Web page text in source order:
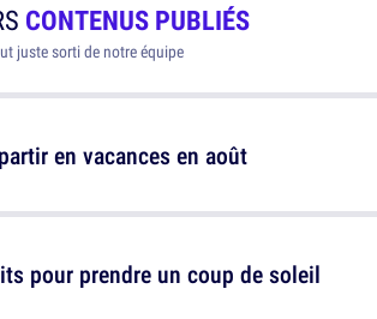
CONTENUS PUBLIÉS
juste sorti de notre équipe
en vacances en août
pour prendre un coup de soleil